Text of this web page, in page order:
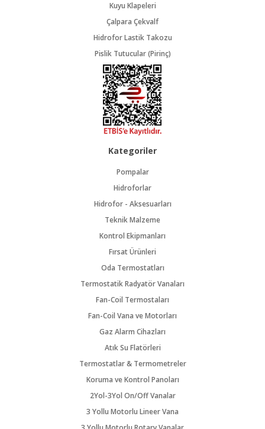
Kuyu Klapeleri
Çalpara Çekvalf
Hidrofor Lastik Takozu
Pislik Tutucular (Pirinç)
Kategoriler
Pompalar
Hidroforlar
Hidrofor - Aksesuarları
Teknik Malzeme
Kontrol Ekipmanları
Fırsat Ürünleri
Oda Termostatları
Termostatik Radyatör Vanaları
Fan-Coil Termostaları
Fan-Coil Vana ve Motorları
Gaz Alarm Cihazları
Atık Su Flatörleri
Termostatlar & Termometreler
Koruma ve Kontrol Panoları
2Yol-3Yol On/Off Vanalar
3 Yollu Motorlu Lineer Vana